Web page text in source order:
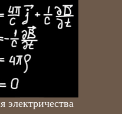
электричества